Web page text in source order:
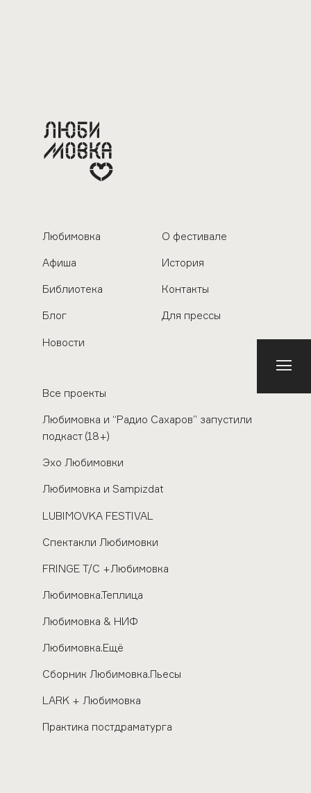
Любимовка
Афиша
Библиотека
Блог
Новости
О фестивале
История
Контакты
Для прессы
Все проекты
Любимовка и “Радио Сахаров” запустили
подкаст (18+)
Эхо Любимовки
Любимовка и Sampizdat
LUBIMOVKA FESTIVAL
Спектакли Любимовки
FRINGE Т/С +Любимовка
Любимовка.Теплица
Любимовка & НИФ
Любимовка.Ещё
Сборник Любимовка.Пьесы
LARK + Любимовка
Практика постдраматурга